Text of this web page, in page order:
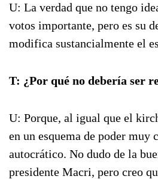
U: La verdad que no tengo
votos importante, pero es su
modifica sustancialmente el
T: ¿Por qué no debería ser
U: Porque, al igual que el
en un esquema de poder muy
autocrático. No dudo de la
presidente Macri, pero creo